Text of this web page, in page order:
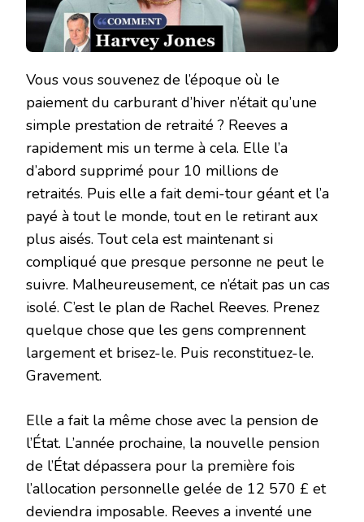
Vous vous souvenez de l’époque où le
paiement du carburant d’hiver n’était qu’une
simple prestation de retraité ? Reeves a
rapidement mis un terme à cela. Elle l’a
d’abord supprimé pour 10 millions de
retraités. Puis elle a fait demi-tour géant et l’a
payé à tout le monde, tout en le retirant aux
plus aisés. Tout cela est maintenant si
compliqué que presque personne ne peut le
suivre. Malheureusement, ce n’était pas un cas
isolé. C’est le plan de Rachel Reeves. Prenez
quelque chose que les gens comprennent
largement et brisez-le. Puis reconstituez-le.
Gravement.
Elle a fait la même chose avec la pension de
l’État. L’année prochaine, la nouvelle pension
de l’État dépassera pour la première fois
l’allocation personnelle gelée de 12 570 £ et
deviendra imposable. Reeves a inventé une